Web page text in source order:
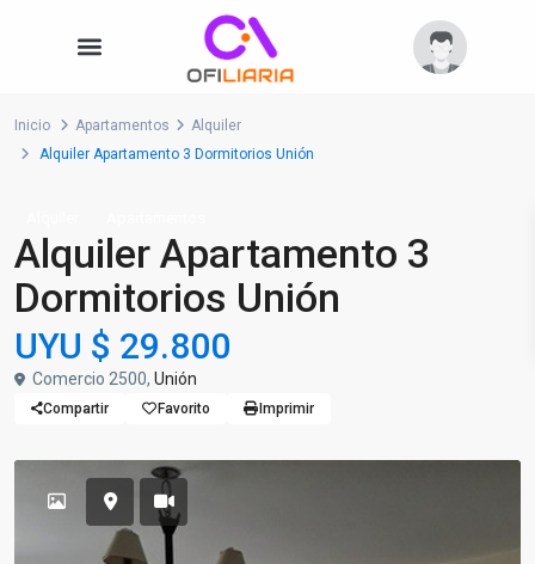
Inicio Apartamentos
Alquiler
Alquiler Apartamento 3 Dormitorios Unión
Alquiler Apartamento 3
Dormitorios Unión
UYU $ 29.800
Comercio 2500, Unión
Compartir Favorito Imprimir